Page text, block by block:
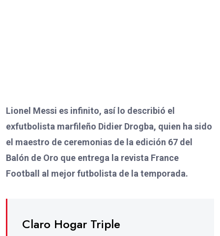
Lionel Messi es infinito, así lo describió el
exfutbolista marfileño Didier Drogba, quien ha sido
el maestro de ceremonias de la edición 67 del
Balón de Oro que entrega la revista France
Football al mejor futbolista de la temporada.
Claro Hogar Triple